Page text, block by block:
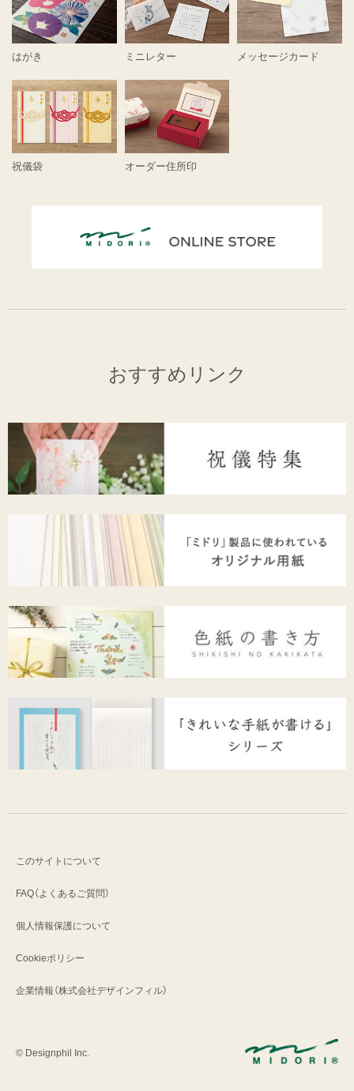
はがき ミニレター メッセージカード
祝儀袋 オーダー住所印
おすすめリンク
このサイトについて
FAQ（よくあるご質問）
個人情報保護について
Cookieポリシー
企業情報（株式会社デザインフィル）
© Designphil Inc.